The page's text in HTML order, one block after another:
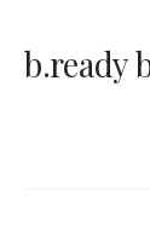
b.ready